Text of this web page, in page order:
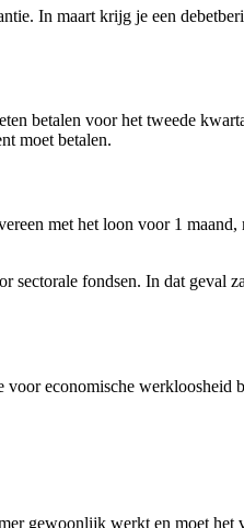
In maart krijg je een
betalen voor het tweede
moet betalen.
met het loon voor 1 maand,
sectorale fondsen. In dat geval
economische werkloosheid
gewoonlijk werkt en moet het